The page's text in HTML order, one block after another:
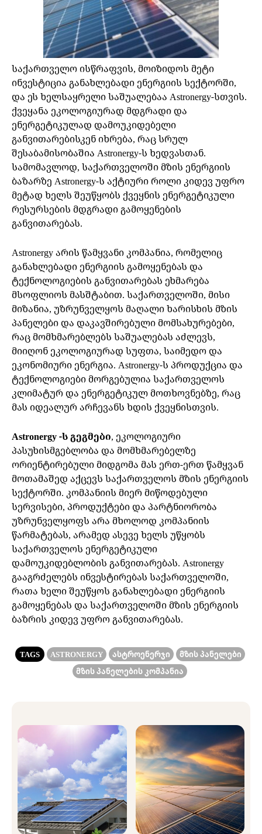
საქართველო ისწრაფვის, მოიზიდოს მეტი
ინვესტიცია განახლებადი ენერგიის სექტორში,
და ეს ხელსაყრელი საშუალებაა Astronergy-სთვის.
ქვეყანა ეკოლოგიურად მდგრადი და
ენერგეტიკულად დამოუკიდებელი
განვითარებისკენ იხრება, რაც სრულ
შესაბამისობაშია Astronergy-ს ხედვასთან.
სამომავლოდ, საქართველოში მზის ენერგიის
ბაზარზე Astronergy-ს აქტიური როლი კიდევ უფრო
მეტად ხელს შეუწყობს ქვეყნის ენერგეტიკული
რესურსების მდგრადი გამოყენების
განვითარებას.
Astronergy არის წამყვანი კომპანია, რომელიც
განახლებადი ენერგიის გამოყენებას და
ტექნოლოგიების განვითარებას ეხმარება
მსოფლიოს მასშტაბით. საქართველოში, მისი
მიზანია, უზრუნველყოს მაღალი ხარისხის მზის
პანელები და დაკავშირებული მომსახურებები,
რაც მომხმარებლებს საშუალებას აძლევს,
მიიღონ ეკოლოგიურად სუფთა, საიმედო და
ეკონომიური ენერგია. Astronergy-ს პროდუქცია და
ტექნოლოგიები მორგებულია საქართველოს
კლიმატურ და ენერგეტიკულ მოთხოვნებზე, რაც
მას იდეალურ არჩევანს ხდის ქვეყნისთვის.
Astronergy -ს გეგმები, ეკოლოგიური
პასუხისმგებლობა და მომხმარებელზე
ორიენტირებული მიდგომა მას ერთ-ერთ წამყვან
მოთამაშედ აქცევს საქართველოს მზის ენერგიის
სექტორში. კომპანიის მიერ მიწოდებული
სერვისები, პროდუქტები და პარტნიორობა
უზრუნველყოფს არა მხოლოდ კომპანიის
წარმატებას, არამედ ასევე ხელს უწყობს
საქართველოს ენერგეტიკული
დამოუკიდებლობის განვითარებას. Astronergy
გააგრძელებს ინვესტირებას საქართველოში,
რათა ხელი შეუწყოს განახლებადი ენერგიის
გამოყენებას და საქართველოში მზის ენერგიის
ბაზრის კიდევ უფრო განვითარებას.
TAGS ASTRONERGY ᲐᲡᲢᲠᲝᲔᲜᲔᲠᲯᲘ
ᲛᲖᲘᲡ ᲞᲐᲜᲔᲚᲔᲑᲘ
ᲛᲖᲘᲡ ᲞᲐᲜᲔᲚᲔᲑᲘᲡ ᲙᲝᲛᲞᲐᲜᲘᲐ